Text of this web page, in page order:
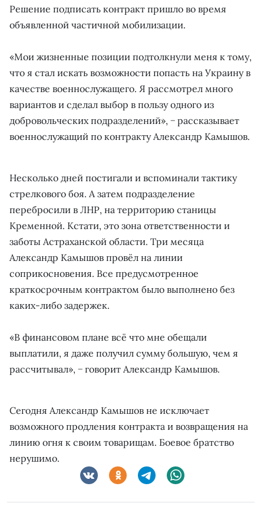
Решение подписать контракт пришло во время
объявленной частичной мобилизации.
«Мои жизненные позиции подтолкнули меня к тому,
что я стал искать возможности попасть на Украину в
качестве военнослужащего. Я рассмотрел много
вариантов и сделал выбор в пользу одного из
добровольческих подразделений», − рассказывает
военнослужащий по контракту Александр Камышов.
Несколько дней постигали и вспоминали тактику
стрелкового боя. А затем подразделение
перебросили в ЛНР, на территорию станицы
Кременной. Кстати, это зона ответственности и
заботы Астраханской области. Три месяца
Александр Камышов провёл на линии
соприкосновения. Все предусмотренное
краткосрочным контрактом было выполнено без
каких-либо задержек.
«В финансовом плане всё что мне обещали
выплатили, я даже получил сумму большую, чем я
рассчитывал», − говорит Александр Камышов.
Сегодня Александр Камышов не исключает
возможного продления контракта и возвращения на
линию огня к своим товарищам. Боевое братство
нерушимо.